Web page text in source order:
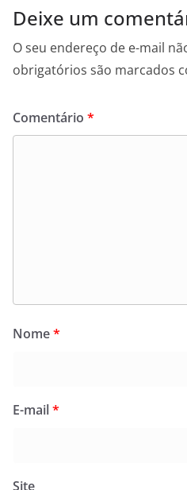
Deixe um
O seu endereço de e-mail
obrigatórios são marcados
Comentário *
Nome*
E-mail*
Site